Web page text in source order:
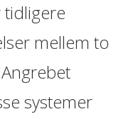
mellem to
systemer